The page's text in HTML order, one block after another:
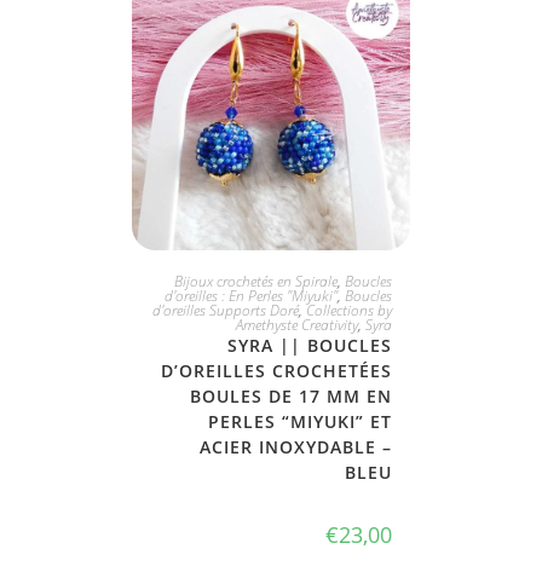
PLUS DISPONIBLE
Bijoux crochetés en Spirale, Boucles
d'oreilles : En Perles "Miyuki", Boucles
d'oreilles Supports Doré, Collections by
Amethyste Creativity, Syra
SYRA || BOUCLES
D’OREILLES CROCHETÉES
BOULES DE 17 MM EN
PERLES “MIYUKI” ET
ACIER INOXYDABLE –
BLEU
€23,00